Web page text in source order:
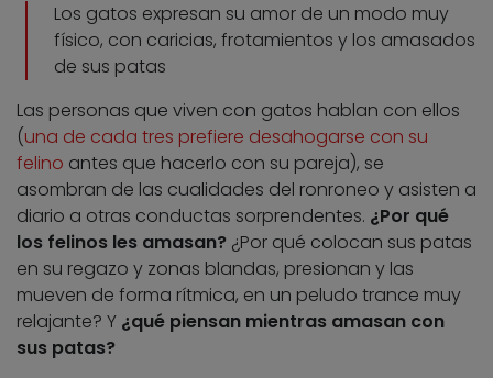
Los gatos expresan su amor de un modo muy
físico, con caricias, frotamientos y los amasados
de sus patas
Las personas que viven con gatos hablan con ellos
(una de cada tres prefiere desahogarse con su
felino antes que hacerlo con su pareja), se
asombran de las cualidades del ronroneo y asisten a
diario a otras conductas sorprendentes. ¿Por qué
los felinos les amasan? ¿Por qué colocan sus patas
en su regazo y zonas blandas, presionan y las
mueven de forma rítmica, en un peludo trance muy
relajante? Y ¿qué piensan mientras amasan con
sus patas?